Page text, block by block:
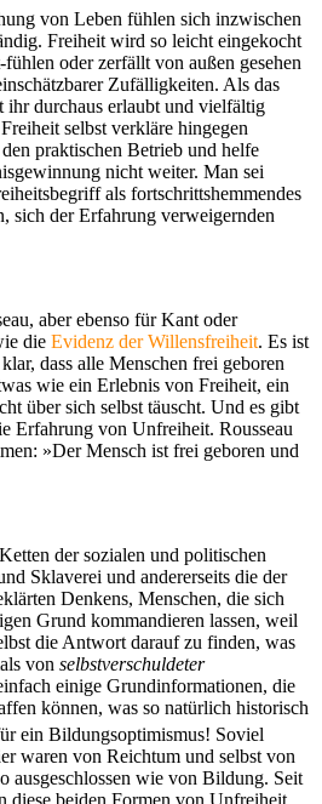
von Leben fühlen sich inzwischen
Freiheit wird so leicht eingekocht
oder zerfällt von außen gesehen
Zufälligkeiten. Als das
durchaus erlaubt und vielfältig
selbst verkläre hingegen
praktischen Betrieb und helfe
nicht weiter. Man sei
als fortschrittshemmendes
sich der Erfahrung verweigernden
aber ebenso für Kant oder
die Evidenz der Willensfreiheit. Es ist
dass alle Menschen frei geboren
wie ein Erlebnis von Freiheit, ein
über sich selbst täuscht. Und es gibt
Erfahrung von Unfreiheit. Rousseau
»Der Mensch ist frei geboren und
der sozialen und politischen
Sklaverei und andererseits die der
Denkens, Menschen, die sich
Grund kommandieren lassen, weil
die Antwort darauf zu finden, was
von selbstverschuldeter
einige Grundinformationen, die
können, was so natürlich historisch
ein Bildungsoptimismus! Soviel
waren von Reichtum und selbst von
ausgeschlossen wie von Bildung. Seit
diese beiden Formen von Unfreiheit